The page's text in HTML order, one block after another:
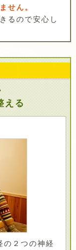
せん。
るので安心し
える
の２つの神経